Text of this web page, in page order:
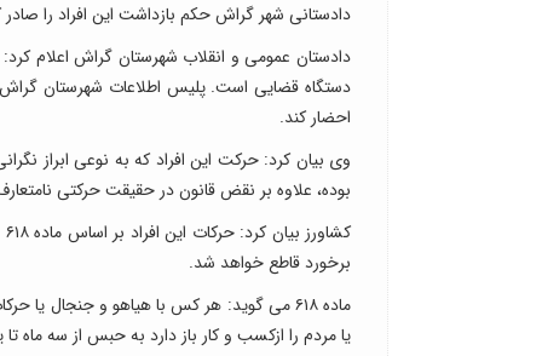
دادستانی شهر گراش حکم بازداشت این افراد را
دادستان عمومی و انقلاب شهرستان گراش اعلام
دستگاه قضایی است. پلیس اطلاعات شهرستان گراش
احضار کند.
وی بیان کرد: حرکت این افراد که به نوعی ابراز
بوده، علاوه بر نقض قانون در حقیقت حرکتی
برخورد قاطع خواهد شد.
ماده ۶۱۸ می گوید: هر کس با هیاهو و جنجال
یا مردم را ازکسب و کار باز دارد به حبس از سه ماه تا یک سال و تا ۷۴ ضربه